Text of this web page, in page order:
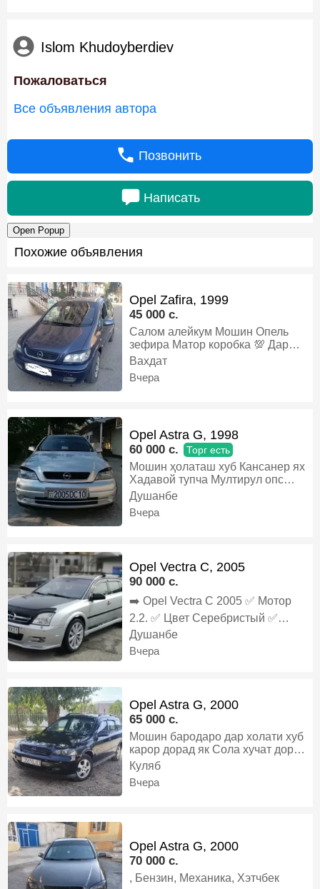
Islom Khudoyberdiev
Пожаловаться
Все объявления автора
Позвонить
Написать
Open Popup
Похожие объявления
Opel Zafira, 1999
45 000 c.
Салом алейкум Мошин Опель
зефира Матор коробка 💯 Дар
холати хуб карор дорад Алишам
мешава, Газ-бензин, Механика,
Минивэн
Вахдат
Вчера
Opel Astra G, 1998
60 000 c. Торг есть
Мошин ҳолаташ хуб Кансанер ях
Хадавой тупча Мултирул опс
карбон Шток прибор опс
Манитори андроид Задни камера
Задни партроник Видёрегистатор
шудаги Танировка то ноябр
Харидори аниқ бо муомила дора,
Газ-бензин, Механика, Хэтчбек
Душанбе
Вчера
Opel Vectra C, 2005
90 000 c.
➡️ Opel Vectra C 2005 ✅️ Мотор
2.2. ✅️ Цвет Серебристый ✅️
Кадиционер Ях ✅️ Кожаный салон
✅️ Мульти руль ✅️ Состояние:
Гаштаги 👍 ✅️ РАСТАМОЖКА ‼️ ✅️
Автомат, Универсал
Душанбе
Вчера
Opel Astra G, 2000
65 000 c.
Мошин бародаро дар холати хуб
карор дорад як Сола хучат дорад
балоно Нав кандисанер кор
мекунад краска намекуни факат
хаи мекуни, Бензин, Механика,
Куляб
Вчера
Opel Astra G, 2000
70 000 c.
, Бензин, Механика, Хэтчбек